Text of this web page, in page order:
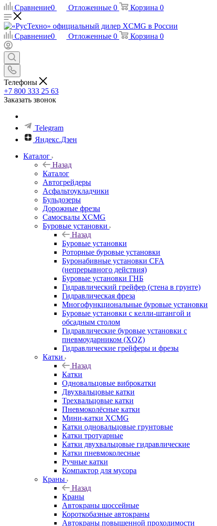
Сравнение0 Отложенные 0 Корзина 0
Сравнение0 Отложенные 0 Корзина 0
Телефоны
+7 800 333 25 63
Заказать звонок
Telegram
Яндекс.Дзен
Каталог
Назад
Каталог
Автогрейдеры
Асфальтоукладчики
Бульдозеры
Дорожные фрезы
Самосвалы XCMG
Буровые установки
Назад
Буровые установки
Роторные буровые установки
Буронабивные установки CFA
(непрерывного действия)
Буровые установки ГНБ
Гидравлический грейфер (стена в грунте)
Гидравлическая фреза
Многофункциональные буровые установки
Буровые установки с келли-штангой и
обсадным столом
Гидравлические буровые установки с
пневмоударником (XQZ)
Гидравлические грейферы и фрезы
Катки
Назад
Катки
Одновальцовые виброкатки
Двухвальцовые катки
Трехвальцовые катки
Пневмоколёсные катки
Мини-катки XCMG
Катки одновальцовые грунтовые
Катки тротуарные
Катки двухвальцовые гидравлические
Катки пневмоколесные
Ручные катки
Компактор для мусора
Краны
Назад
Краны
Автокраны шоссейные
Короткобазные автокраны
Автокраны повышенной проходимости